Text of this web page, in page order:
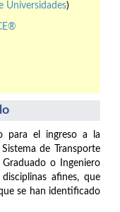
Universidades)
para el ingreso a la
de Transporte
o Ingeniero
afines, que
se han identificado